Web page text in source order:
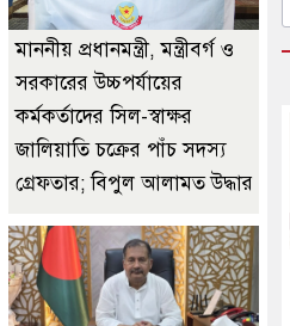
মাননীয় প্রধানমন্ত্রী, মন্ত্রীবর্গ ও
সরকারের উচ্চপর্যায়ের
কর্মকর্তাদের সিল-স্বাক্ষর
জালিয়াতি চক্রের পাঁচ সদস্য
গ্রেফতার; বিপুল আলামত উদ্ধার